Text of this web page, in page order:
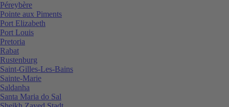
Péreybère
Pointe aux Piments
Port Elizabeth
Port Louis
Pretoria
Rabat
Rustenburg
Saint-Gilles-Les-Bains
Sainte-Marie
Saldanha
Santa Maria do Sal